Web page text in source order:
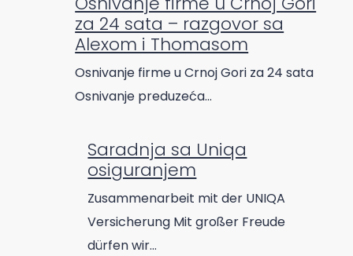
za 24 sata – razgovor sa
Alexom i Thomasom
Osnivanje firme u Crnoj Gori za 24 sata
Osnivanje preduzeća…
Saradnja sa Uniqa
osiguranjem
Zusammenarbeit mit der UNIQA
Versicherung Mit großer Freude
dürfen wir…